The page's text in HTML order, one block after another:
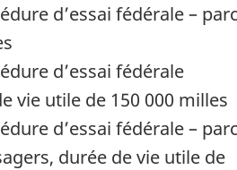
d’essai fédérale –
d’essai fédérale
vie utile de 150 000 milles
d’essai fédérale –
durée de vie utile de